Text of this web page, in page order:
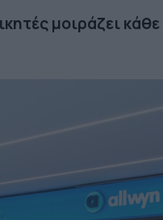
μοιράζει